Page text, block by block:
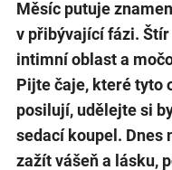
Měsíc putuje
v přibývající fázi. Štír
intimní oblast a
Pijte čaje, které tyto
posilují, udělejte si
sedací koupel. Dnes
zažít vášeň a lásku,